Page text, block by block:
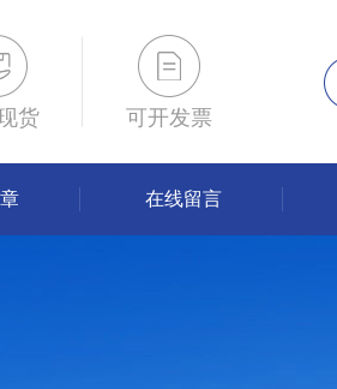
货 可开发票
在线留言